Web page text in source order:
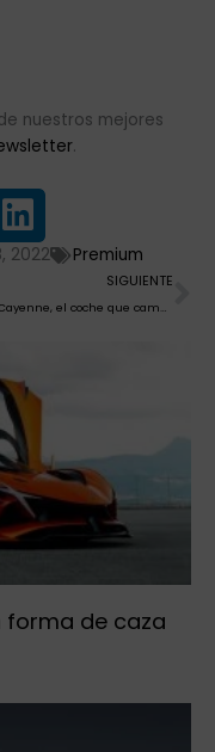
nuestros mejores
.
2022 Premium
SIGUIENTE
Porsche Cayenne, el coche que cambió la historia
forma de caza